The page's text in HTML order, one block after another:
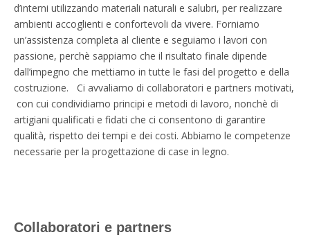
d’interni utilizzando materiali naturali e salubri, per realizzare
ambienti accoglienti e confortevoli da vivere. Forniamo
un’assistenza completa al cliente e seguiamo i lavori con
passione, perchè sappiamo che il risultato finale dipende
dall’impegno che mettiamo in tutte le fasi del progetto e della
costruzione. Ci avvaliamo di collaboratori e partners motivati,
con cui condividiamo principi e metodi di lavoro, nonchè di
artigiani qualificati e fidati che ci consentono di garantire
qualità, rispetto dei tempi e dei costi. Abbiamo le competenze
necessarie per la progettazione di case in legno.
Collaboratori e partners